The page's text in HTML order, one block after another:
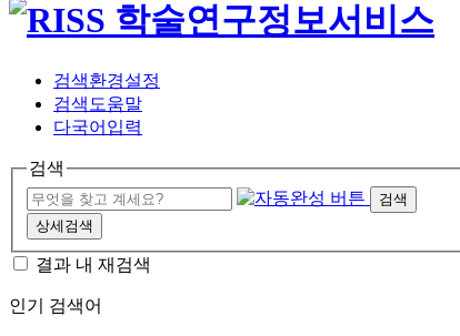
검색환경설정
검색도움말
다국어입력
검색
검색
상세검색
결과 내 재검색
인기 검색어